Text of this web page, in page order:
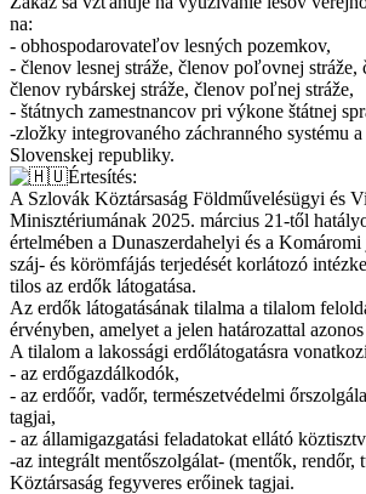
na:
- obhospodarovateľov lesných pozemkov,
- členov lesnej stráže, členov poľovnej stráže,
členov rybárskej stráže, členov poľnej stráže,
- štátnych zamestnancov pri výkone štátnej
-zložky integrovaného záchranného systému
Slovenskej republiky.
Értesítés:
A Szlovák Köztársaság Földművelésügyi és
Minisztériumának 2025. március 21-től
értelmében a Dunaszerdahelyi és a
száj- és körömfájás terjedését korlátozó
tilos az erdők látogatása.
Az erdők látogatásának tilalma a tilalom
érvényben, amelyet a jelen határozattal
A tilalom a lakossági erdőlátogatásra
- az erdőgazdálkodók,
- az erdőőr, vadőr, természetvédelmi
tagjai,
- az államigazgatási feladatokat ellátó
-az integrált mentőszolgálat- (mentők, rendőr,
Köztársaság fegyveres erőinek tagjai.